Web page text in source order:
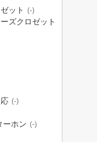
ット (-)
ズクロゼット
(-)
ーホン (-)